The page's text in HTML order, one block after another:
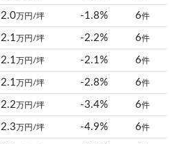
2.0万円/坪 -1.8% 6件
2.1 万円/坪 -2.2% 6件
2.1 万円/坪 -2.1% 6件
2.1 万円/坪 -2.8% 6件
2.2 万円/坪 -3.4% 6件
2.3 万円/坪 -4.9% 6件